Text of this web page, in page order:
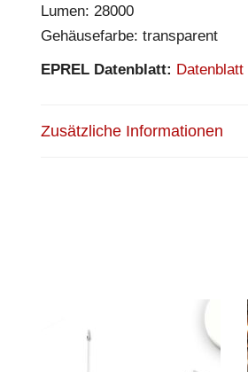
Lumen: 28000
Gehäusefarbe: transparent
EPREL Datenblatt: Datenblatt
Zusätzliche Informationen